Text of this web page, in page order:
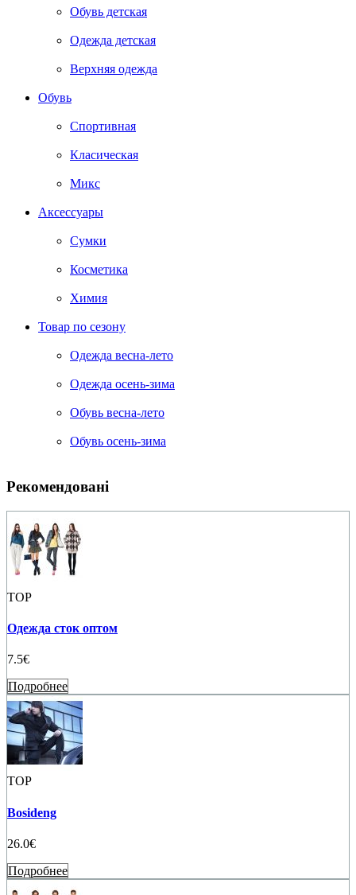
Обувь детская
Одежда детская
Верхняя одежда
Обувь
Спортивная
Класическая
Микс
Аксессуары
Сумки
Косметика
Химия
Товар по сезону
Одежда весна-лето
Одежда осень-зима
Обувь весна-лето
Обувь осень-зима
Рекомендовані
TOP
Одежда сток оптом
7.5€
Подробнее
TOP
Bosideng
26.0€
Подробнее